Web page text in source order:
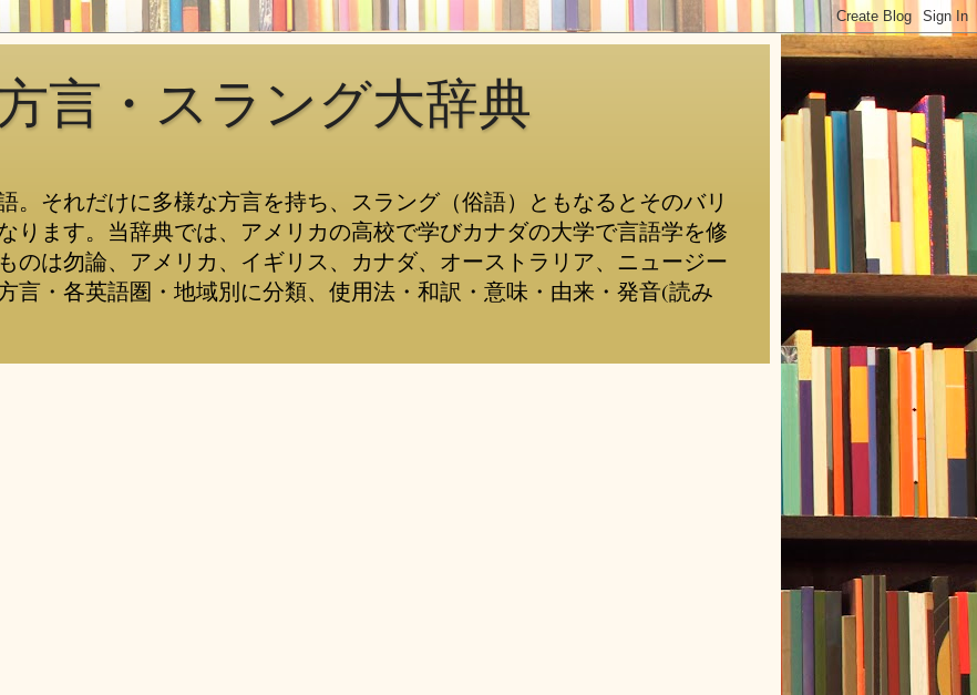
言・スラング大辞典
。それだけに多様な方言を持ち、スラング（俗語）ともなるとそのバリ
ります。当辞典では、アメリカの高校で学びカナダの大学で言語学を修
のは勿論、アメリカ、イギリス、カナダ、オーストラリア、ニュージー
言・各英語圏・地域別に分類、使用法・和訳・意味・由来・発音(読み